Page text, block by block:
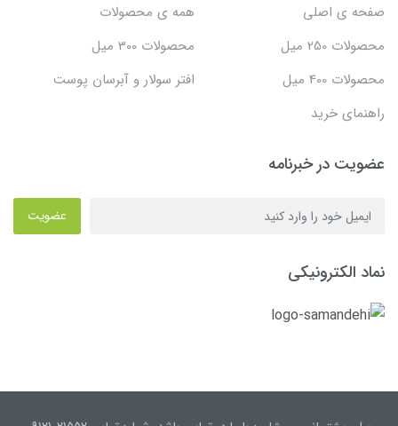
صفحه ی اصلی
همه ی محصولات
محصولات 250 میل
محصولات 300 میل
محصولات 400 میل
افتر سولار و آبرسان پوست
راهنمای خرید
عضویت در خبرنامه
عضویت
نماد الکترونیکی